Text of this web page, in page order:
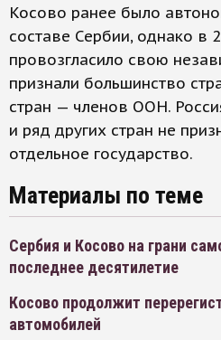
Косово ранее было
составе Сербии, однако в
провозгласило свою
признали большинство
стран — членов ООН.
и ряд других стран не
отдельное государство.
Материалы по теме
Сербия и Косово на грани
последнее десятилетие
Косово продолжит
автомобилей